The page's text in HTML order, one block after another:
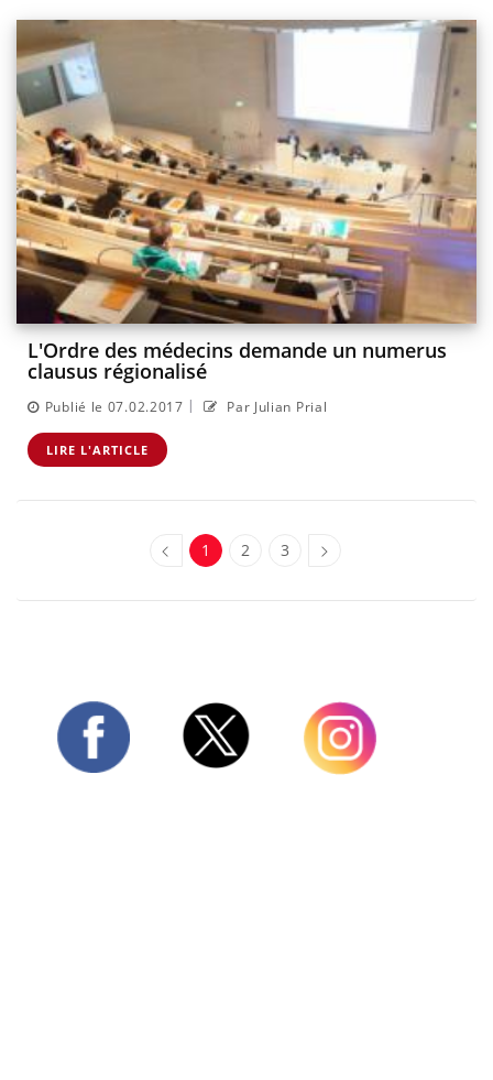
L'Ordre des médecins demande un numerus
clausus régionalisé
Publié le 07.02.2017 | Par Julian Prial
LIRE L'ARTICLE
1 2 3